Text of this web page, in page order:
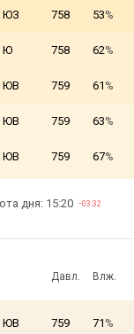
ЮЗ 758 53%
Ю 758 62%
ЮВ 759 61 %
ЮВ 759 63%
ЮВ 759 67%
дня: 15:20 −03:32
Давл. Влж.
ЮВ 759 71 %